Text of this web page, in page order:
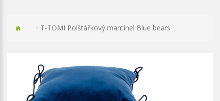
T-TOMI Polštářkový mantinel Blue bears